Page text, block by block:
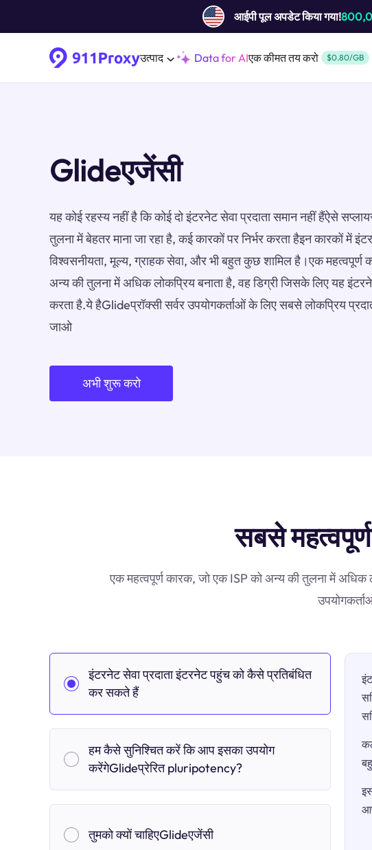
आईपी ​​पूल अपडेट किया गया!
उत्पाद Data for AIएक कीमत तय करो $0.80/GB
Glideएजेंसी
यह कोई रहस्य नहीं है कि कोई दो इंटरनेट सेवा प्रदाता समान नहीं हैंऐसे
तुलना में बेहतर माना जा रहा है, कई कारकों पर निर्भर करता हैइन कारकों में
विश्वसनीयता, मूल्य, ग्राहक सेवा, और भी बहुत कुछ शामिल है।एक महत्वपूर्ण
अन्य की तुलना में अधिक लोकप्रिय बनाता है, वह डिग्री जिसके लिए यह
करता है.ये हैGlideप्रॉक्सी सर्वर उपयोगकर्ताओं के लिए सबसे लोकप्रिय
जाओ
अभी शुरू करो
सबसे
एक महत्वपूर्ण कारक, जो एक ISP को अन्य की तुलना में अधिक
इंटरनेट सेवा प्रदाता इंटरनेट पहुंच को कैसे प्रतिबंधित
कर सकते हैं
हम कैसे सुनिश्चित करें कि आप इसका उपयोग
करेंगेGlideप्रेरित pluripotency?
तुमको क्यों चाहिएGlideएजेंसी